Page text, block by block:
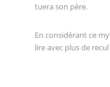
tuera son père.
En considérant ce
lire avec plus de